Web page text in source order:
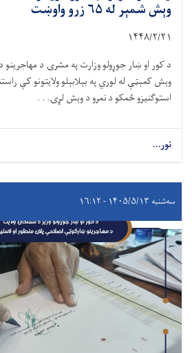
وېش شمېر له ۶۵ زرو واوښت
۱۴۴۸/۲/۲۱
د کور او ښار جوړولو وزارت په مشرۍ د
وېش کمېټې له لوري په بېلابېلو ولایتونو کې
استوګنیزو ځمکو د نمرو د وېش لړۍ. . .
نور...
سه‌شنبه ۱۴۰۵/۵/۱۳ - ۱۶:۱۲